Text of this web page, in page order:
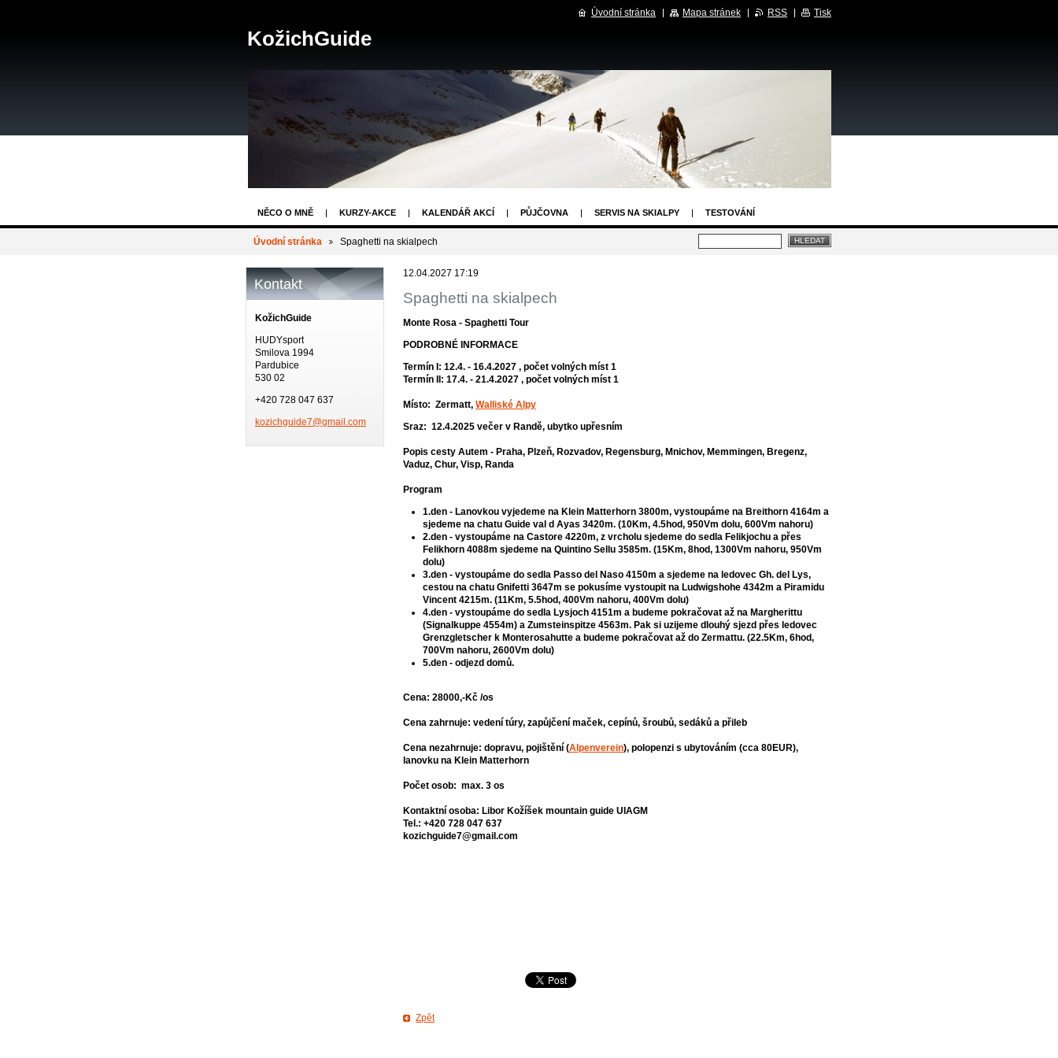
KožichGuide
NĚCO O MNĚ KURZY-AKCE KALENDÁŘ AKCÍ PŮJČOVNA SERVIS NA SKIALPY TESTOVÁNÍ
ABSOLVOVANÉ AKCE ODKAZY
Úvodní stránka Spaghetti na skialpech
12.04.2027 17:19
Spaghetti na skialpech
Monte Rosa - Spaghetti Tour
PODROBNÉ INFORMACE
Termín I: 12.4. - 16.4.2027 , počet volných míst 1
Termín II: 17.4. - 21.4.2027 , počet volných míst 1
Místo: Zermatt, Walliské Alpy
Sraz: 12.4.2025 večer v Randě, ubytko upřesním
Popis cesty Autem - Praha, Plzeň, Rozvadov, Regensburg, Mnichov, Memmingen, Bregenz,
Vaduz, Chur, Visp, Randa
Program
1.den - Lanovkou vyjedeme na Klein Matterhorn 3800m, vystoupáme na Breithorn 4164m a
sjedeme na chatu Guide val d Ayas 3420m. (10Km, 4.5hod, 950Vm dolu, 600Vm nahoru)
2.den - vystoupáme na Castore 4220m, z vrcholu sjedeme do sedla Felikjochu a přes
Felikhorn 4088m sjedeme na Quintino Sellu 3585m. (15Km, 8hod, 1300Vm nahoru, 950Vm
dolu)
3.den - vystoupáme do sedla Passo del Naso 4150m a sjedeme na ledovec Gh. del Lys,
cestou na chatu Gnifetti 3647m se pokusíme vystoupit na Ludwigshohe 4342m a Piramidu
Vincent 4215m. (11Km, 5.5hod, 400Vm nahoru, 400Vm dolu)
4.den - vystoupáme do sedla Lysjoch 4151m a budeme pokračovat až na Margherittu
(Signalkuppe 4554m) a Zumsteinspitze 4563m. Pak si uzijeme dlouhý sjezd přes ledovec
Grenzgletscher k Monterosahutte a budeme pokračovat až do Zermattu. (22.5Km, 6hod,
700Vm nahoru, 2600Vm dolu)
5.den - odjezd domů.
Cena: 28000,-Kč /os
Cena zahrnuje: vedení túry, zapůjčení maček, cepínů, šroubů, sedáků a přileb
Cena nezahrnuje: dopravu, pojištění (Alpenverein), polopenzi s ubytováním (cca 80EUR),
lanovku na Klein Matterhorn
Počet osob: max. 3 os
Kontaktní osoba: Libor Kožíšek mountain guide UIAGM
Tel.: +420 728 047 637
kozichguide7@gmail.com
Zpět
Kontakt
KožichGuide
HUDYsport
Smilova 1994
Pardubice
530 02
+420 728 047 637
kozichguide7@gmail.com
Úvodní stránka Mapa stránek RSS Tisk